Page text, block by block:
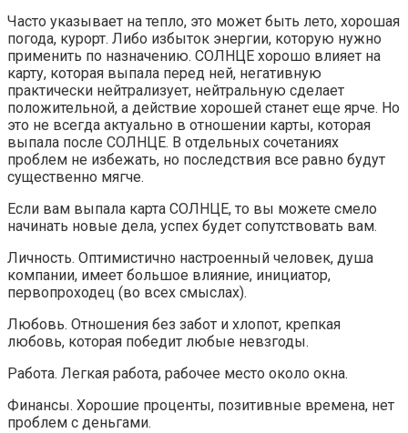
Часто указывает на тепло, это может быть лето, хорошая
погода, курорт. Либо избыток энергии, которую нужно
применить по назначению. СОЛНЦЕ хорошо влияет на
карту, которая выпала перед ней, негативную
практически нейтрализует, нейтральную сделает
положительной, а действие хорошей станет еще ярче. Но
это не всегда актуально в отношении карты, которая
выпала после СОЛНЦЕ. В отдельных сочетаниях
проблем не избежать, но последствия все равно будут
существенно мягче.
Если вам выпала карта СОЛНЦЕ, то вы можете смело
начинать новые дела, успех будет сопутствовать вам.
Личность. Оптимистично настроенный человек, душа
компании, имеет большое влияние, инициатор,
первопроходец (во всех смыслах).
Любовь. Отношения без забот и хлопот, крепкая
любовь, которая победит любые невзгоды.
Работа. Легкая работа, рабочее место около окна.
Финансы. Хорошие проценты, позитивные времена, нет
проблем с деньгами.